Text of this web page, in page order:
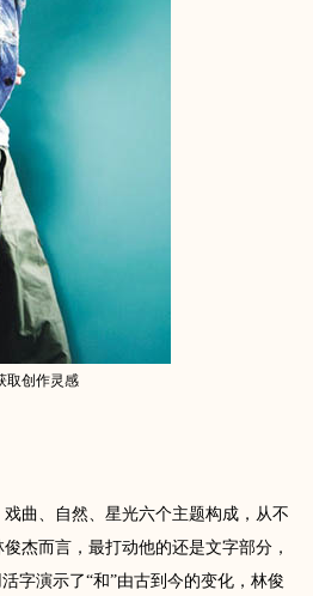
取创作灵感
曲、自然、星光六个主题构成，从不
杰而言，最打动他的还是文字部分，
字演示了“和”由古到今的变化，林俊